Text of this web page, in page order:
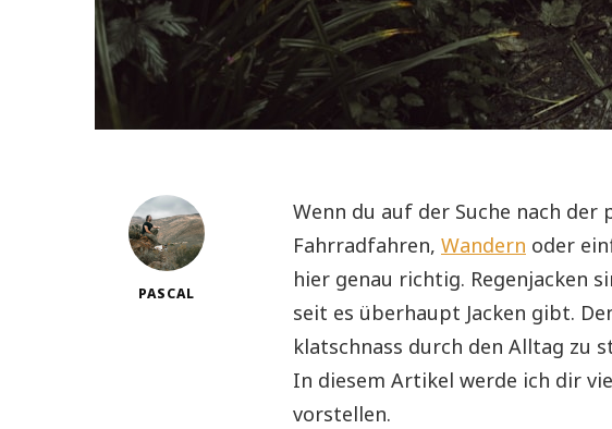
PASCAL
Wenn du auf der Suche nach
Fahrradfahren, Wandern oder
hier genau richtig. Regenjacken
seit es überhaupt Jacken gibt.
klatschnass durch den Alltag zu
In diesem Artikel werde ich dir
vorstellen.